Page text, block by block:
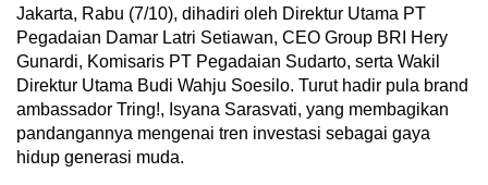
Jakarta, Rabu (7/10), dihadiri oleh Direktur Utama PT
Pegadaian Damar Latri Setiawan, CEO Group BRI Hery
Gunardi, Komisaris PT Pegadaian Sudarto, serta Wakil
Direktur Utama Budi Wahju Soesilo. Turut hadir pula brand
ambassador Tring!, Isyana Sarasvati, yang membagikan
pandangannya mengenai tren investasi sebagai gaya
hidup generasi muda.